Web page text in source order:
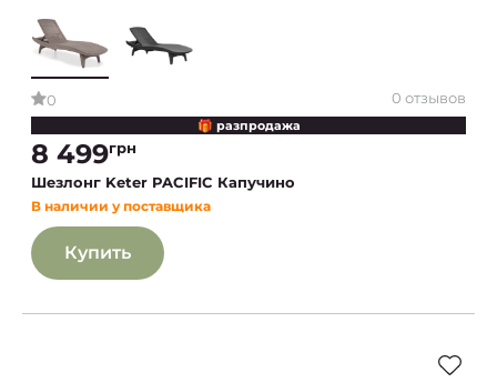
0 0 отзывов
🎁 разпродажа
8 499грн
Шезлонг Keter PACIFIC Капучино
В наличии у поставщика
Купить